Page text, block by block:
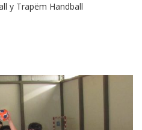
y Trapëm Handball